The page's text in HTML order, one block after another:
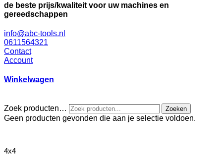
de beste prijs/kwaliteit voor uw machines en
gereedschappen
info@abc-tools.nl
0611564321
Contact
Account
Winkelwagen
Zoek producten… Zoeken
Geen producten gevonden die aan je selectie voldoen.
4x4